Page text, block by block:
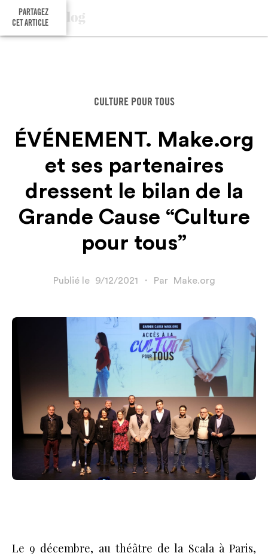
PARTAGEZ
CET ARTICLE
CULTURE POUR TOUS
ÉVÉNEMENT. Make.org
et ses partenaires
dressent le bilan de la
Grande Cause “Culture
pour tous”
Publié le 9/12/2021 ・ Par Make.org
Le 9 décembre, au théâtre de la Scala à Paris,